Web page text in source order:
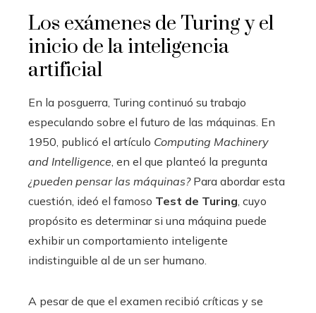
Los exámenes de Turing y el
inicio de la inteligencia
artificial
En la posguerra, Turing continuó su trabajo
especulando sobre el futuro de las máquinas. En
1950, publicó el artículo Computing Machinery
and Intelligence, en el que planteó la pregunta
¿pueden pensar las máquinas?Para abordar esta
cuestión, ideó el famoso Test de Turing, cuyo
propósito es determinar si una máquina puede
exhibir un comportamiento inteligente
indistinguible al de un ser humano.
A pesar de que el examen recibió críticas y se